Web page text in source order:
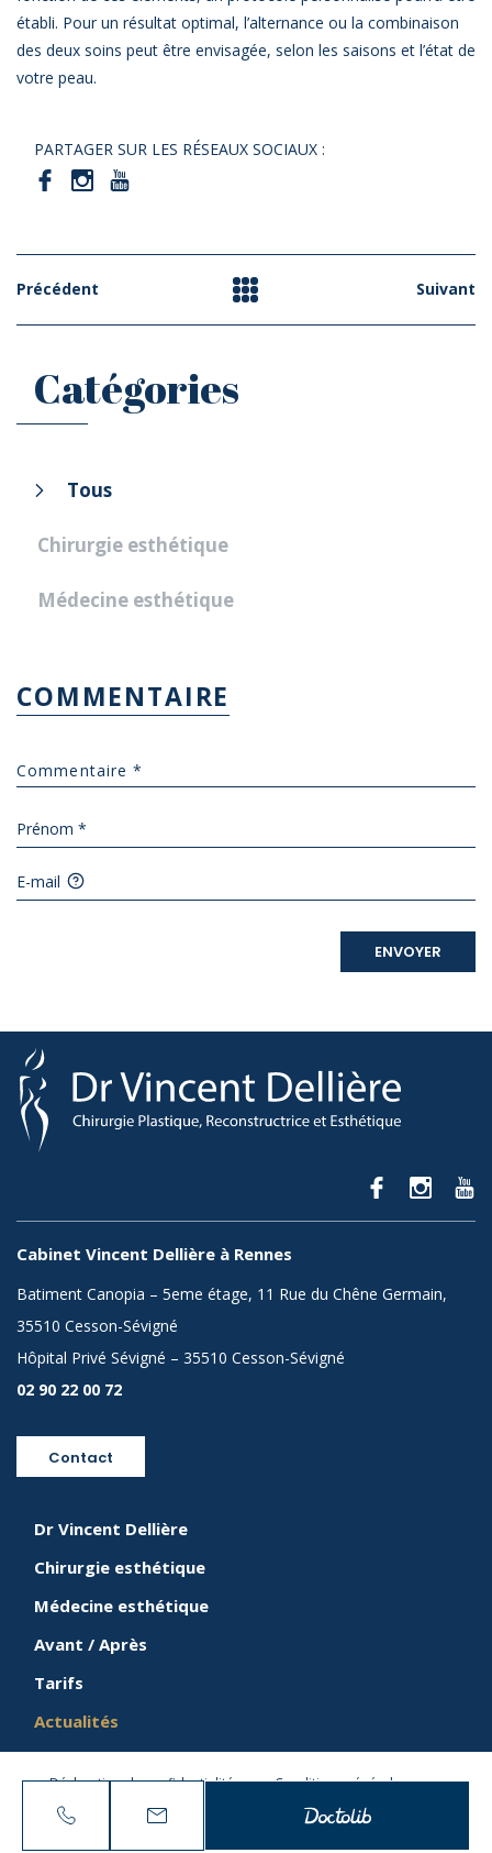
établi. Pour un résultat optimal, l’alternance ou la combinaison
des deux soins peut être envisagée, selon les saisons et l’état de
votre peau.
PARTAGER SUR LES RÉSEAUX SOCIAUX :
Précédent Suivant
Catégories
Tous
Chirurgie esthétique
Médecine esthétique
COMMENTAIRE
Prénom *
E-mail
ENVOYER
Cabinet Vincent Dellière à Rennes
Batiment Canopia – 5eme étage, 11 Rue du Chêne Germain,
35510 Cesson-Sévigné
Hôpital Privé Sévigné – 35510 Cesson-Sévigné
02 90 22 00 72
Contact
Dr Vincent Dellière
Chirurgie esthétique
Médecine esthétique
Avant / Après
Tarifs
Actualités
Déclaration de confidentialité
Conditions générales
Création : Agence Sauvage /
Agence Antipodes Médical